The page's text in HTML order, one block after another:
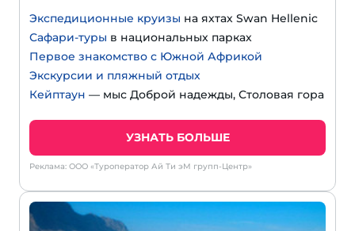
Экспедиционные круизы на яхтах Swan Hellenic
Сафари-туры в национальных парках
Первое знакомство с Южной Африкой
Экскурсии и пляжный отдых
Кейптаун — мыс Доброй надежды, Столовая гора
УЗНАТЬ БОЛЬШЕ
Реклама: ООО «Туроператор Ай Ти эМ групп-Центр»